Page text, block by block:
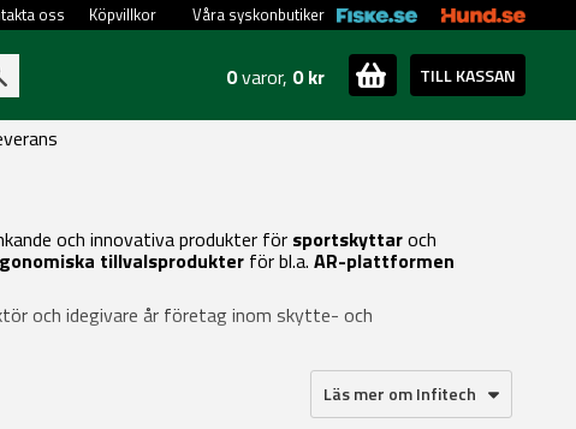
Våra syskonbutiker
Köpvillkor
oss
0varor, 0 kr TILL KASSAN
och innovativa produkter för sportskyttaroch
tillvalsprodukter för bl.a. AR-plattformen
och idegivare år företag inom skytte- och
Läs mer om Infitech